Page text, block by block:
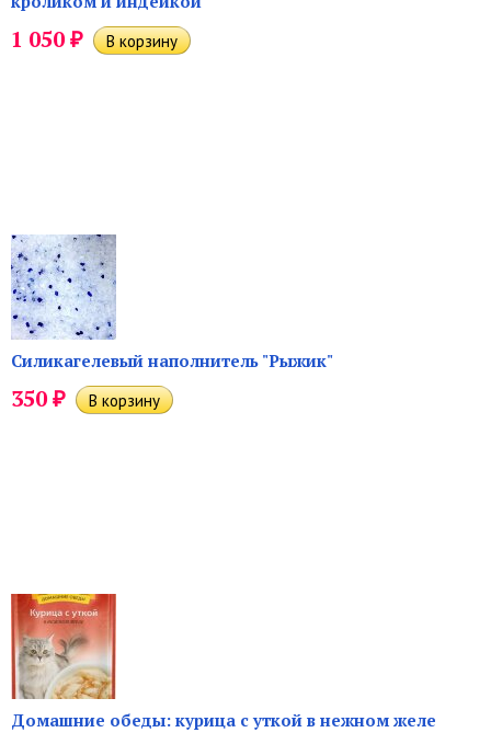
1 050₽
Силикагелевый наполнитель "Рыжик"
350₽
Домашние обеды: курица с уткой в нежном желе